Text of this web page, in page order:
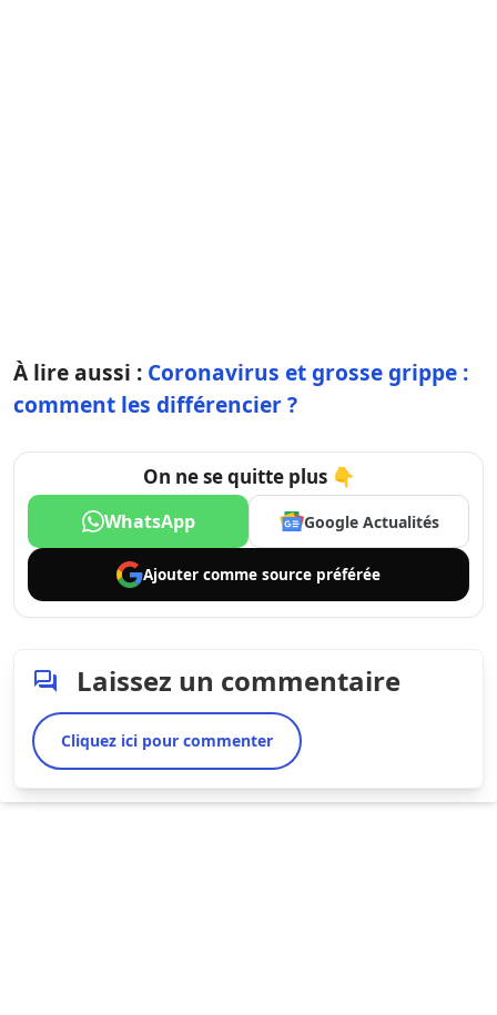
À lire aussi : Coronavirus et grosse grippe :
comment les différencier ?
On ne se quitte plus 👇
WhatsApp Google Actualités
Ajouter comme source préférée
Laissez un commentaire
Cliquez ici pour commenter